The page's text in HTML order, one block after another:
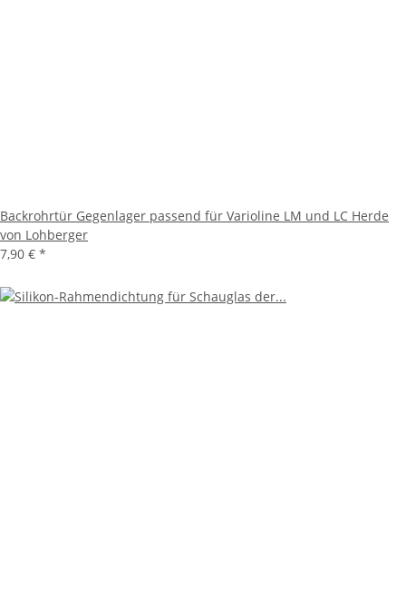
Backrohrtür Gegenlager passend für Varioline LM und LC Herde
von Lohberger
7,90 € *